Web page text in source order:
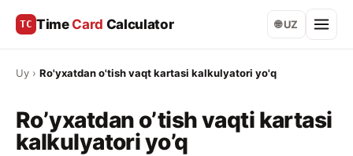
TC Time Card Calculator 🌐 UZ
Uy › Ro'yxatdan o'tish vaqt kartasi kalkulyatori yo'q
Ro’yxatdan o’tish vaqti kartasi
kalkulyatori yo’q